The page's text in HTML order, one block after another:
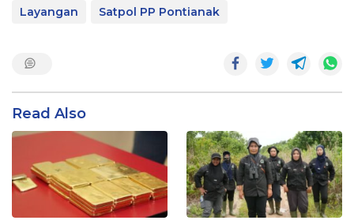
Layangan Satpol PP Pontianak
Read Also